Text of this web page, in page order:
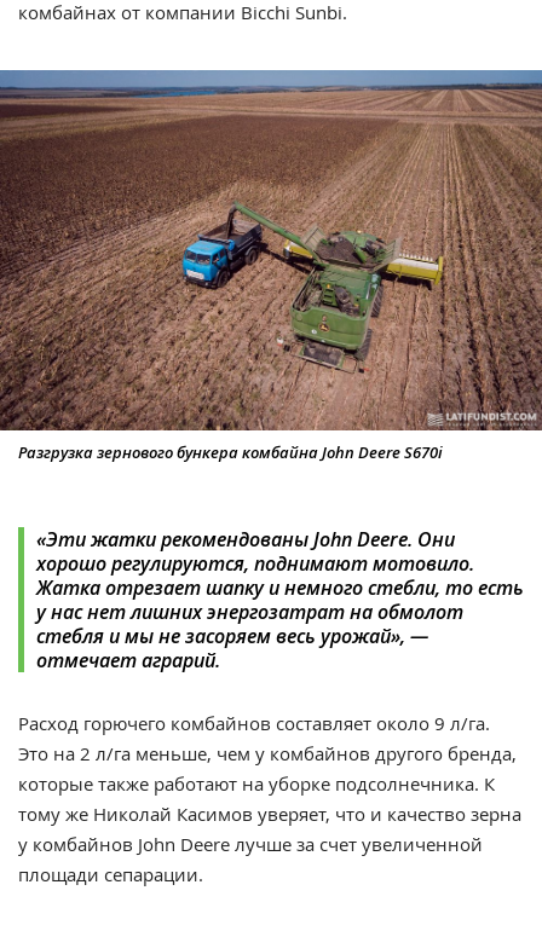
комбайнах от компании Bicchi Sunbi.
Разгрузка зернового бункера комбайна John Deere S670i
«Эти жатки рекомендованы John Deere. Они
хорошо регулируются, поднимают мотовило.
Жатка отрезает шапку и немного стебли, то есть
у нас нет лишних энергозатрат на обмолот
стебля и мы не засоряем весь урожай», —
отмечает аграрий.
Расход горючего комбайнов составляет около 9 л/га.
Это на 2 л/га меньше, чем у комбайнов другого бренда,
которые также работают на уборке подсолнечника. К
тому же Николай Касимов уверяет, что и качество зерна
у комбайнов John Deere лучше за счет увеличенной
площади сепарации.